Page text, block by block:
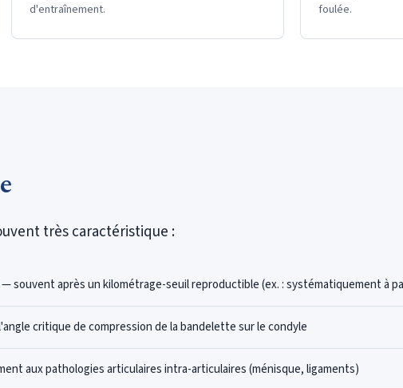
d'entraînement.
foulée.
très caractéristique :
— souvent après un kilométrage-seuil reproductible (ex. : systématiquement à
critique de compression de la bandelette sur le condyle
aux pathologies articulaires intra-articulaires (ménisque, ligaments)